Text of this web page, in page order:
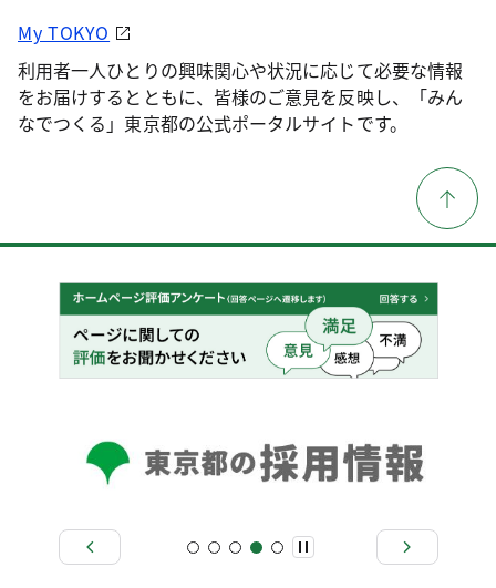
My TOKYO
利用者一人ひとりの興味関心や状況に応じて必要な情報
をお届けするとともに、皆様のご意見を反映し、「みん
なでつくる」東京都の公式ポータルサイトです。